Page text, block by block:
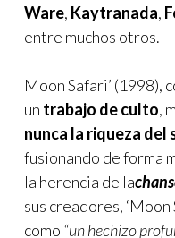
Ware, Kaytranada,
entre muchos otros.
Moon Safari’ (1998),
un trabajo de culto,
nunca la riqueza
fusionando de forma
la herencia de la
sus creadores,
como “un hechizo